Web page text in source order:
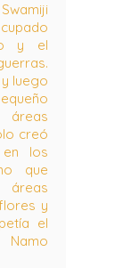
y el
luego
creó
los
que
áreas
y
el